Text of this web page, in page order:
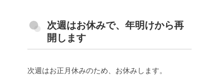
次週はお休みで、年明けから再
開します
次週はお正月休みのため、お休みします。